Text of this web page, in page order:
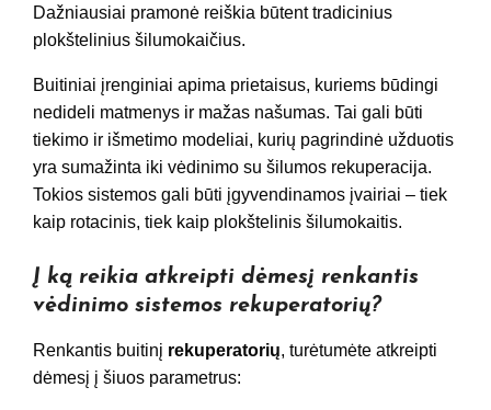
Dažniausiai pramonė reiškia būtent tradicinius
plokštelinius šilumokaičius.
Buitiniai įrenginiai apima prietaisus, kuriems būdingi
nedideli matmenys ir mažas našumas. Tai gali būti
tiekimo ir išmetimo modeliai, kurių pagrindinė užduotis
yra sumažinta iki vėdinimo su šilumos rekuperacija.
Tokios sistemos gali būti įgyvendinamos įvairiai – tiek
kaip rotacinis, tiek kaip plokštelinis šilumokaitis.
Į ką reikia atkreipti dėmesį renkantis
vėdinimo sistemos rekuperatorių?
Renkantis buitinį rekuperatorių, turėtumėte atkreipti
dėmesį į šiuos parametrus: